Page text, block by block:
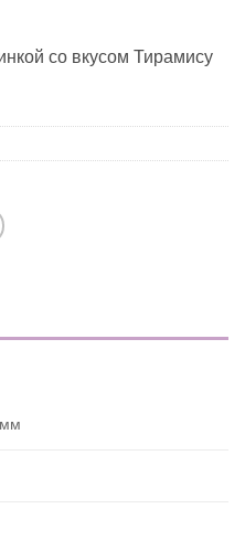
со вкусом Тирамису